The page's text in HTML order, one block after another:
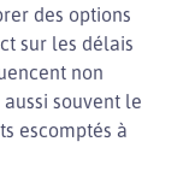
des options
sur les délais
non
souvent le
escomptés à